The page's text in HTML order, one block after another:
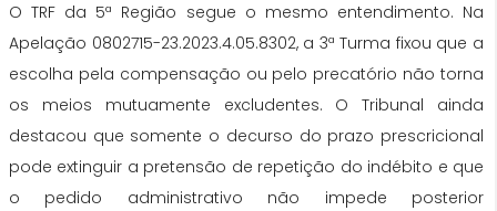
O TRF da 5ª Região segue o mesmo entendimento. Na
Apelação 0802715-23.2023.4.05.8302, a 3ª Turma fixou que a
escolha pela compensação ou pelo precatório não torna
os meios mutuamente excludentes. O Tribunal ainda
destacou que somente o decurso do prazo prescricional
pode extinguir a pretensão de repetição do indébito e que
o pedido administrativo não impede posterior